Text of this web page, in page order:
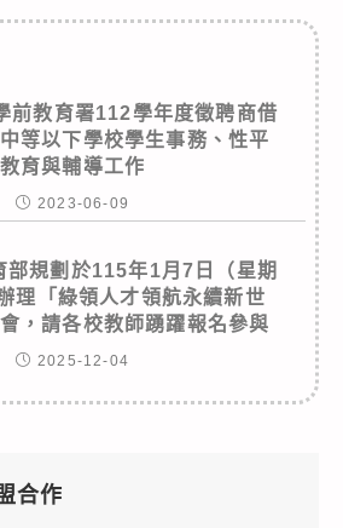
前教育署112學年度徵聘商借
等以下學校學生事務、性平
教育與輔導工作
2023-06-09
部規劃於115年1月7日（星期
理「綠領人才領航永續新世
，請各校教師踴躍報名參與
2025-12-04
合作